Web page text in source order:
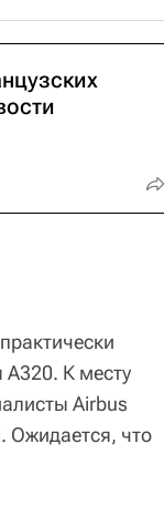
А320. К месту
Airbus
Ожидается, что